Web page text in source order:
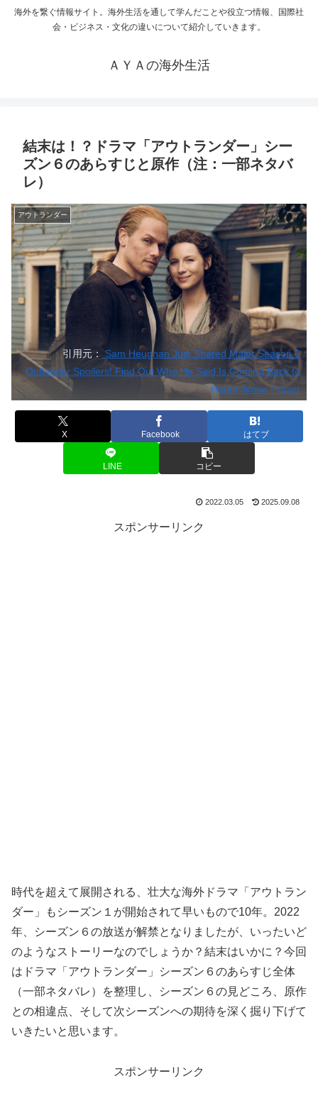
海外を繋ぐ情報サイト。海外生活を通して学んだことや役立つ情報、国際社
会・ビジネス・文化の違いについて紹介していきます。
ＡＹＡの海外生活
結末は！？ドラマ「アウトランダー」シー
ズン６のあらすじと原作（注：一部ネタバ
レ）
アウトランダー
引用元： Sam Heughan Just Shared Major Season 6
Outlander Spoilers! Find Out Who He Said Is Coming Back to
Haunt Jamie Fraser
X Facebook はてブ
LINE コピー
2022.03.05 2025.09.08
スポンサーリンク
時代を超えて展開される、壮大な海外ドラマ「アウトラン
ダー」もシーズン１が開始されて早いもので10年。2022
年、シーズン６の放送が解禁となりましたが、いったいど
のようなストーリーなのでしょうか？結末はいかに？今回
はドラマ「アウトランダー」シーズン６のあらすじ全体
（一部ネタバレ）を整理し、シーズン６の見どころ、原作
との相違点、そして次シーズンへの期待を深く掘り下げて
いきたいと思います。
スポンサーリンク